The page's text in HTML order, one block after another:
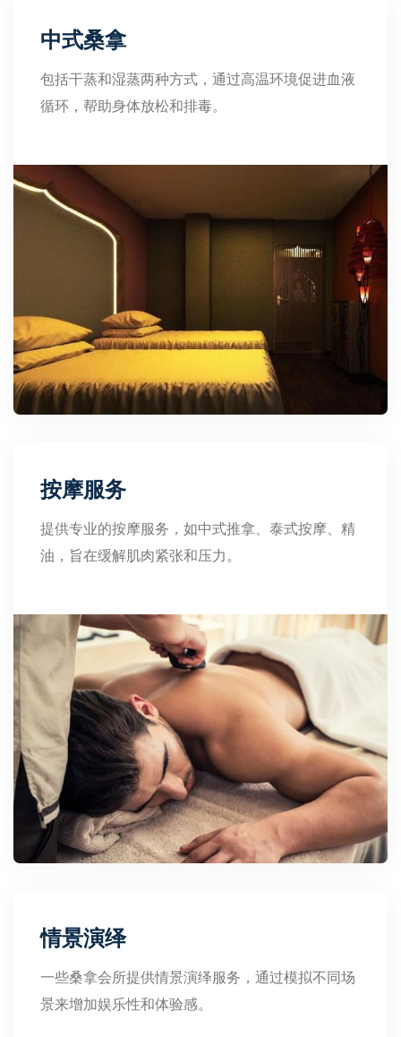
中式桑拿
包括干蒸和湿蒸两种方式，通过高温环境促进血液
循环，帮助身体放松和排毒。
按摩服务
提供专业的按摩服务，如中式推拿、泰式按摩、精
油，旨在缓解肌肉紧张和压力。
情景演绎
一些桑拿会所提供情景演绎服务，通过模拟不同场
景来增加娱乐性和体验感。